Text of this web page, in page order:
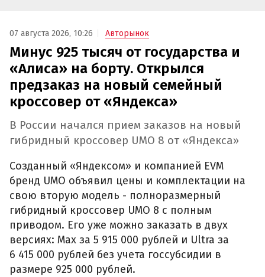
07 августа 2026, 10:26 Авторынок
Минус 925 тысяч от государства и
«Алиса» на борту. Открылся
предзаказ на новый семейный
кроссовер от «Яндекса»
В России начался прием заказов на новый
гибридный кроссовер UMO 8 от «Яндекса»
Созданный «Яндексом» и компанией EVM
бренд UMO объявил цены и комплектации на
свою вторую модель - полноразмерный
гибридный кроссовер UMO 8 с полным
приводом. Его уже можно заказать в двух
версиях: Max за 5 915 000 рублей и Ultra за
6 415 000 рублей без учета госсубсидии в
размере 925 000 рублей.